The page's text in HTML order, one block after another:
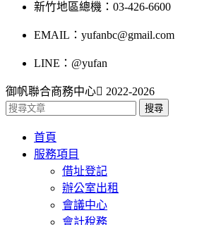
新竹地區總機：03-426-6600
EMAIL：yufanbc@gmail.com
LINE：@yufan
御帆聯合商務中心 2022-2026
搜尋
首頁
服務項目
借址登記
辦公室出租
會議中心
會計稅務